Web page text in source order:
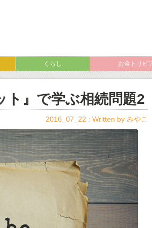
くらし お金トリビ
ト』で学ぶ相続問題2
2016_07_22 : Written by みやこ